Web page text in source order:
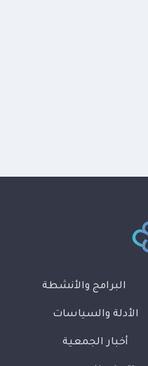
البرامج والأنشطة
الأدلة والسياسات
أخبار الجمعية